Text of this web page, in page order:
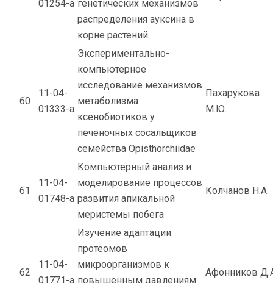
01254-а генетических механизмов
распределения ауксина в
корне растений
60
11-04-
01333-а
Экспериментально-
компьютерное
исследование механизмов
метаболизма
ксенобиотиков у
печеночных сосальщиков
семейства Opisthorchiidae
Пахарукова
М.Ю.
61
11-04-
01748-а
Компьютерный анализ и
моделирование процессов
развития апикальной
меристемы побега
Колчанов Н.А.
62
11-04-
01771-а
Изучение адаптации
протеомов
микроорганизмов к
повышенным давлениям
Афонников